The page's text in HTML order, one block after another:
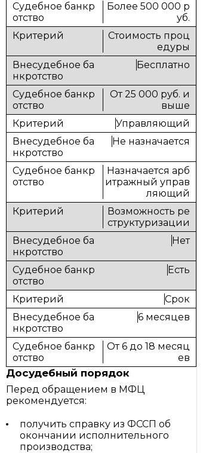
Более 500 000 р
уб.
Стоимость проц
едуры
Бесплатно
От 25 000 руб. и
выше
Управляющий
Не назначается
Назначается арб
итражный управ
ляющий
Возможность ре
структуризации
Нет
Есть
Срок
6 месяцев
От 6 до 18 месяц
ев
Досудебный порядок
Перед обращением в МФЦ
рекомендуется:
получить справку из ФССП об
окончании исполнительного
производства;